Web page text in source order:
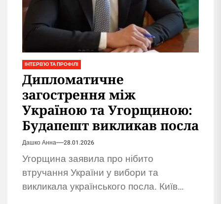
ІНТЕРВ'Ю ТА ПРОФІЛІ
Дипломатичне
загострення між
Україною та Угорщиною:
Будапешт викликав посла
Дашко Анна 28.01.2026
Угорщина заявила про нібито
втручання України у вибори та
викликала українського посла. Київ